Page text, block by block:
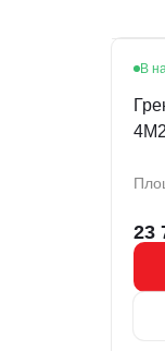
В
4M2
23